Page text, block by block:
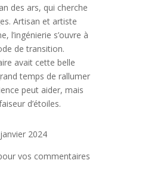
des ars, qui cherche
Artisan et artiste
l’ingénierie s’ouvre à
de transition.
avait cette belle
temps de rallumer
peut aider, mais
d’étoiles.
2024
vos commentaires